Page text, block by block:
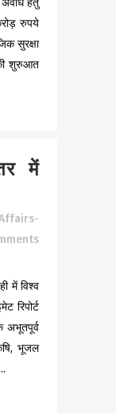
हेतु
रुपये
सुरक्षा
शुरुआत
में
में विश्व
रिपोर्ट
अभूतपूर्व
भूजल